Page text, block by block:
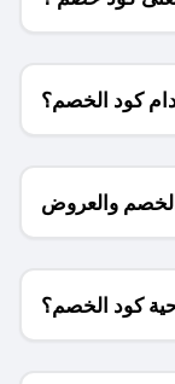
كود الخصم؟
والعروض
للمتاجر؟
كود الخصم؟